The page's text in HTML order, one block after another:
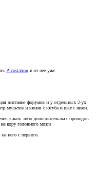
Picostation и от нее уже
листание форумов и у отдельных 2-ух
мультов и кинов с ютуба и иже с ними.
каких либо дополнительных проводов
кору головного мозга
него с первого.